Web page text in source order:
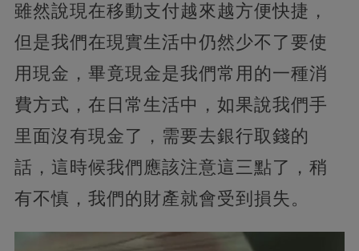
雖然說現在移動支付越來越方便快捷，
但是我們在現實生活中仍然少不了要使
用現金，畢竟現金是我們常用的一種消
費方式，在日常生活中，如果說我們手
里面沒有現金了，需要去銀行取錢的
話，這時候我們應該注意這三點了，稍
有不慎，我們的財產就會受到損失。